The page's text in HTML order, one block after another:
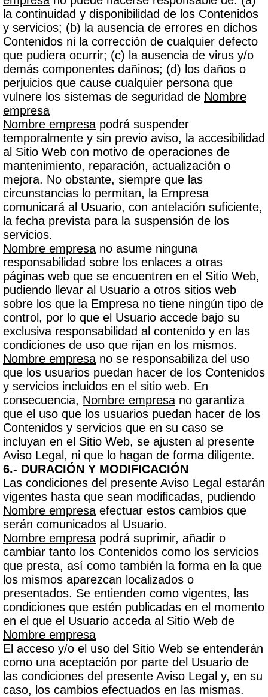
la continuidad y disponibilidad de los Contenidos
y servicios; (b) la ausencia de errores en dichos
Contenidos ni la corrección de cualquier defecto
que pudiera ocurrir; (c) la ausencia de virus y/o
demás componentes dañinos; (d) los daños o
perjuicios que cause cualquier persona que
vulnere los sistemas de seguridad de Nombre
empresa
Nombre empresa podrá suspender
temporalmente y sin previo aviso, la accesibilidad
al Sitio Web con motivo de operaciones de
mantenimiento, reparación, actualización o
mejora. No obstante, siempre que las
circunstancias lo permitan, la Empresa
comunicará al Usuario, con antelación suficiente,
la fecha prevista para la suspensión de los
servicios.
Nombre empresa no asume ninguna
responsabilidad sobre los enlaces a otras
páginas web que se encuentren en el Sitio Web,
pudiendo llevar al Usuario a otros sitios web
sobre los que la Empresa no tiene ningún tipo de
control, por lo que el Usuario accede bajo su
exclusiva responsabilidad al contenido y en las
condiciones de uso que rijan en los mismos.
Nombre empresa no se responsabiliza del uso
que los usuarios puedan hacer de los Contenidos
y servicios incluidos en el sitio web. En
consecuencia, Nombre empresa no garantiza
que el uso que los usuarios puedan hacer de los
Contenidos y servicios que en su caso se
incluyan en el Sitio Web, se ajusten al presente
Aviso Legal, ni que lo hagan de forma diligente.
6.- DURACIÓN Y MODIFICACIÓN
Las condiciones del presente Aviso Legal estarán
vigentes hasta que sean modificadas, pudiendo
Nombre empresa efectuar estos cambios que
serán comunicados al Usuario.
Nombre empresa podrá suprimir, añadir o
cambiar tanto los Contenidos como los servicios
que presta, así como también la forma en la que
los mismos aparezcan localizados o
presentados. Se entienden como vigentes, las
condiciones que estén publicadas en el momento
en el que el Usuario acceda al Sitio Web de
Nombre empresa
El acceso y/o el uso del Sitio Web se entenderán
como una aceptación por parte del Usuario de
las condiciones del presente Aviso Legal y, en su
caso, los cambios efectuados en las mismas.